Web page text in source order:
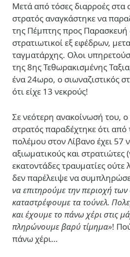
Μετά από τόσες διαρροές στα
στρατός αναγκάστηκε να
της Πέμπτης προς Παρασκευή
στρατιωτικοί εξ εφέδρων,
ταγματάρχης. Ολοι
της 8ης Τεθωρακισμένης
ένα 24ωρο, ο σιωναζιστικός
ότι είχε 13 νεκρούς!
Σε νεότερη ανακοίνωσή του, ο
στρατός παραδέχτηκε ότι
πολέμου στον Λίβανο έχει 57
αξιωματικούς και στρατιώτες
εκατοντάδες τραυματίες
δεν παρέλειψε να
να επιτηρούμε την περιοχή
καταστρέφουμε τα τούνελ.
και έχουμε το πάνω χέρι στις
πληρώνουμε βαρύ τίμημα»!
πάνω χέρι…